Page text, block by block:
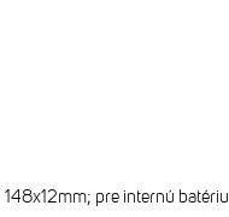
pre internú batériu